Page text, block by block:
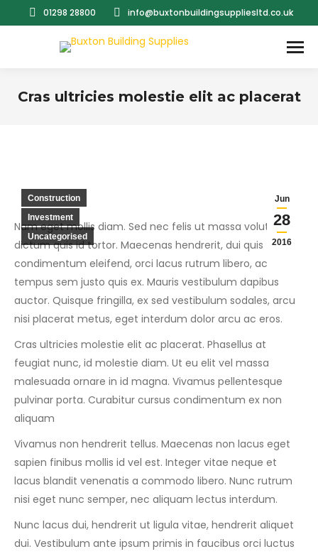
01298 28800 info@buxtonbuildingsuppliesltd.co.uk
Cras ultricies molestie elit ac placerat
Jun
28
2016
Construction
Investment
Uncategorised
Nam eget mollis diam. Sed nec felis ut massa volutpat
dictum quis id tortor. Maecenas hendrerit, dui quis
condimentum eleifend, orci lacus rutrum libero, ac
tempus sem justo quis ex. Mauris vestibulum dapibus
auctor. Quisque fringilla, ex sed vestibulum sodales, arcu
nisi placerat metus, eget interdum dolor arcu ac eros.
Cras ultricies molestie elit ac placerat. Phasellus at
feugiat nunc, id molestie diam. Ut eu elit vel massa
malesuada ornare in id magna. Vivamus pellentesque
pulvinar porta. Curabitur cursus condimentum ex non
aliquam
Vivamus non hendrerit tellus. Maecenas non lacus eget
sapien finibus mollis id vel est. Integer vitae neque et
lacus blandit venenatis a commodo libero. Nunc rutrum
nisi eget nunc semper, nec aliquam lectus interdum.
Nunc lacus dui, hendrerit ut ligula vitae, hendrerit aliquet
dui. Vestibulum ante ipsum primis in faucibus orci luctus